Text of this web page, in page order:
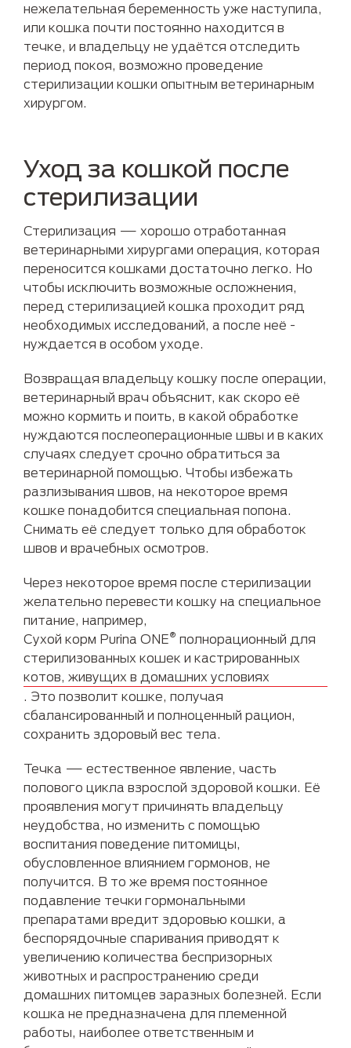
нежелательная беременность уже наступила,
или кошка почти постоянно находится в
течке, и владельцу не удаётся отследить
период покоя, возможно проведение
стерилизации кошки опытным ветеринарным
хирургом.
Уход за кошкой после
стерилизации
Стерилизация — хорошо отработанная
ветеринарными хирургами операция, которая
переносится кошками достаточно легко. Но
чтобы исключить возможные осложнения,
перед стерилизацией кошка проходит ряд
необходимых исследований, а после неё -
нуждается в особом уходе.
Возвращая владельцу кошку после операции,
ветеринарный врач объяснит, как скоро её
можно кормить и поить, в какой обработке
нуждаются послеоперационные швы и в каких
случаях следует срочно обратиться за
ветеринарной помощью. Чтобы избежать
разлизывания швов, на некоторое время
кошке понадобится специальная попона.
Снимать её следует только для обработок
швов и врачебных осмотров.
Через некоторое время после стерилизации
желательно перевести кошку на специальное
питание, например,
Сухой корм Purina ONE® полнорационный для
стерилизованных кошек и кастрированных
котов, живущих в домашних условиях
. Это позволит кошке, получая
сбалансированный и полноценный рацион,
сохранить здоровый вес тела.
Течка — естественное явление, часть
полового цикла взрослой здоровой кошки. Её
проявления могут причинять владельцу
неудобства, но изменить с помощью
воспитания поведение питомицы,
обусловленное влиянием гормонов, не
получится. В то же время постоянное
подавление течки гормональными
препаратами вредит здоровью кошки, а
беспорядочные спаривания приводят к
увеличению количества беспризорных
животных и распространению среди
домашних питомцев заразных болезней. Если
кошка не предназначена для племенной
работы, наиболее ответственным и